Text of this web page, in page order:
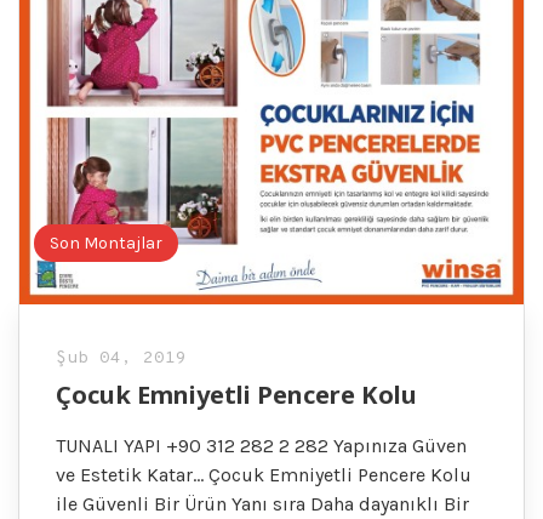
Son Montajlar
Şub 04, 2019
Çocuk Emniyetli Pencere Kolu
TUNALI YAPI +90 312 282 2 282 Yapınıza Güven
ve Estetik Katar… Çocuk Emniyetli Pencere Kolu
ile Güvenli Bir Ürün Yanı sıra Daha dayanıklı Bir